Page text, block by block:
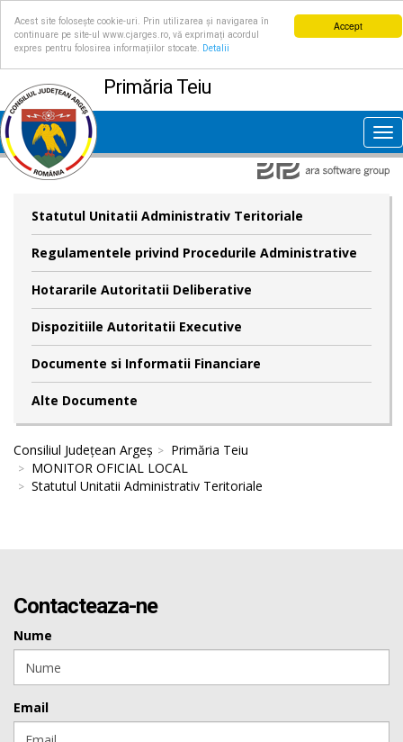
Accept
Acest site folosește cookie-uri. Prin utilizarea și navigarea în
continuare pe site-ul www.cjarges.ro, vă exprimați acordul
expres pentru folosirea informațiilor stocate.
Detalii
Primăria Teiu
Statutul Unitatii Administrativ Teritoriale
Regulamentele privind Procedurile Administrative
Hotararile Autoritatii Deliberative
Dispozitiile Autoritatii Executive
Documente si Informatii Financiare
Alte Documente
Consiliul Județean Argeș
Primăria Teiu
MONITOR OFICIAL LOCAL
Statutul Unitatii Administrativ Teritoriale
Contacteaza-ne
Nume
Email